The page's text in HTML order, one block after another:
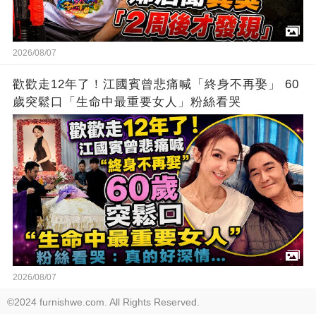
2026/08/07
歡歡走12年了！江國賓曾悲痛喊「終身不再娶」 60
歲突鬆口「生命中最重要女人」粉絲看哭
2026/08/07
©2024 furnishwe.com. All Rights Reserved.